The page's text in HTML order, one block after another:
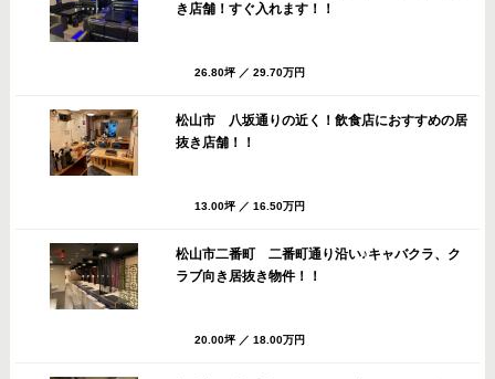
き店舗！すぐ入れます！！
26.80坪 ／ 29.70万円
松山市 八坂通りの近く！飲食店におすすめの居
抜き店舗！！
13.00坪 ／ 16.50万円
松山市二番町 二番町通り沿い♪キャバクラ、ク
ラブ向き居抜き物件！！
20.00坪 ／ 18.00万円